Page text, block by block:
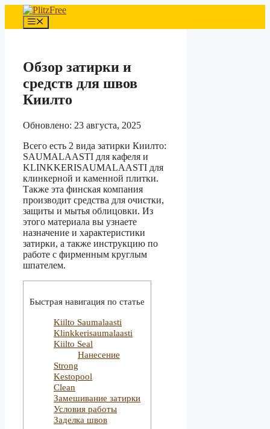
Перейти
содержимому
Меню
Обзор затирки и
средств для швов
Киилто
Обновлено: 23 августа, 2025
Всего есть 2 вида затирки Киилто:
SAUMALAASTI для кафеля и
KLINKKERISAUMALAASTI для
клинкерной и каменной плитки.
Также эта финская компания
производит средства для очистки,
защиты и мытья облицовки. Из
этого материала вы узнаете
назначение и характеристики
затирки, а также инструкцию по
работе с фирменным круглым
шпателем.
Быстрая навигация по статье
Kiilto Saumalaasti
Klinkkerisaumalaasti
Kiilto Seal
Нанесение
Strong
Kestopool
Clean
Замешивание затирки
Условия работы
Заделка швов